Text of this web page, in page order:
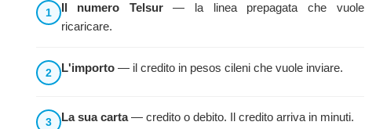
1 Il numero Telsur— la linea prepagata che vuole
ricaricare.
2 L'importo— il credito in pesos cileni che vuole inviare.
3 La sua carta— credito o debito. Il credito arriva in minuti.